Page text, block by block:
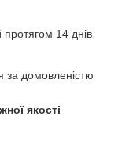
протягом 14 днів
за домовленістю
якості